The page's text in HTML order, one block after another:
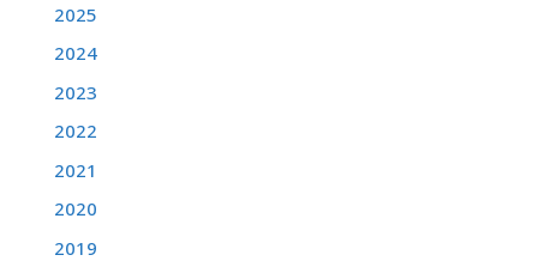
2025
2024
2023
2022
2021
2020
2019